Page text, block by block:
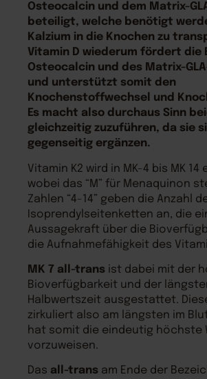
Osteocalcin und dem Matrix-
beteiligt, welche benötigt
Kalzium in die Knochen zu
Vitamin D wiederum fördert die
Osteocalcin und des Matrix-
und unterstützt somit den
Knochenstoffwechsel und
Es macht also durchaus Sinn
gleichzeitig zuzuführen, da sie
gegenseitig ergänzen.
Vitamin K2 wird in MK-4 bis MK
wobei das “M” für Menaquinon
Zahlen “4-14” geben die Anzahl
Isoprendylseitenketten an, die
Aussagekraft über die
die Aufnahmefähigkeit des
MK 7 all-trans ist dabei mit der
Bioverfügbarkeit und der
Halbwertszeit ausgestattet.
zirkuliert also am längsten im
hat somit die eindeutig höchste
vorzuweisen.
Das all-trans am Ende der